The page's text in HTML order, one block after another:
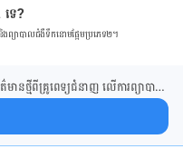
េ?
ង​ព្យា​បាល​ជំ​ងឺ​ទឹក​នោម​ផ្អែម​ប្រភេទ២។
ាន​ថ្មី​ពី​គ្រូពេទ្យ​ជំនាញ លើ​ការ​ព្យា​បាល​
ប្រអប់​សារ​របស់​អ្នក។